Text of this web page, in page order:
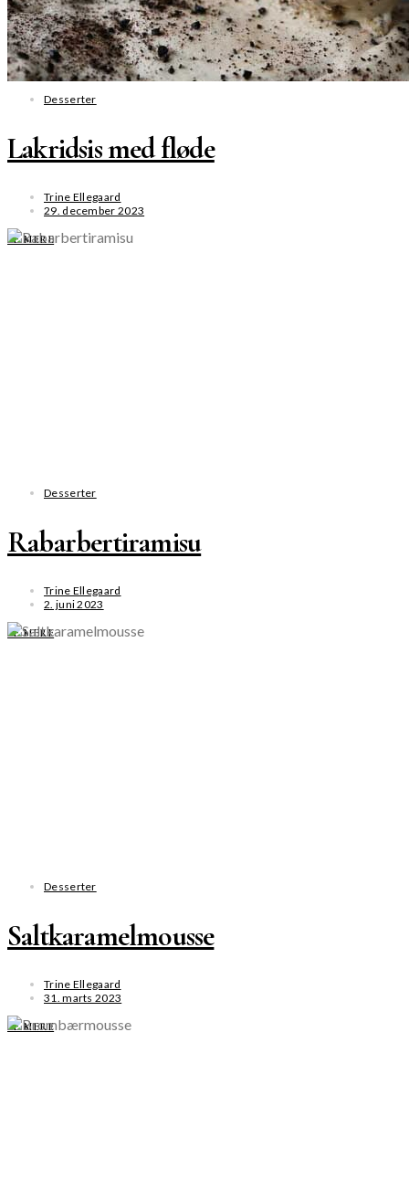
Desserter
Lakridsis med fløde
Trine Ellegaard
29. december 2023
SE MERE
Desserter
Rabarbertiramisu
Trine Ellegaard
2. juni 2023
SE MERE
Desserter
Saltkaramelmousse
Trine Ellegaard
31. marts 2023
SE MERE